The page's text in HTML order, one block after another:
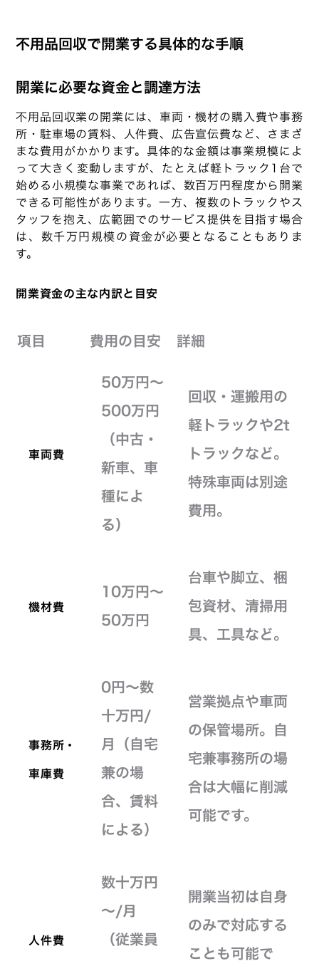
不用品回収で開業する具体的な手順
開業に必要な資金と調達方法
不用品回収業の開業には、車両・機材の購入費や事務
所・駐車場の賃料、人件費、広告宣伝費など、さまざ
まな費用がかかります。具体的な金額は事業規模によ
って大きく変動しますが、たとえば軽トラック1台で
始める小規模な事業であれば、数百万円程度から開業
できる可能性があります。一方、複数のトラックやス
タッフを抱え、広範囲でのサービス提供を目指す場合
は、数千万円規模の資金が必要となることもありま
す。
開業資金の主な内訳と目安
項目 費用の目安 詳細
車両費
50万円～
500万円
（中古・
新車、車
種によ
る）
回収・運搬用の
軽トラックや2t
トラックなど。
特殊車両は別途
費用。
機材費
10万円～
50万円
台車や脚立、梱
包資材、清掃用
具、工具など。
事務所・
車庫費
0円～数
十万円/
月（自宅
兼の場
合、賃料
による）
営業拠点や車両
の保管場所。自
宅兼事務所の場
合は大幅に削減
可能です。
人件費
数十万円
～/月
（従業員
開業当初は自身
のみで対応する
ことも可能で